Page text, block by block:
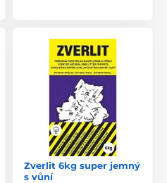
Zverlit 6kg super jemný
s vůní